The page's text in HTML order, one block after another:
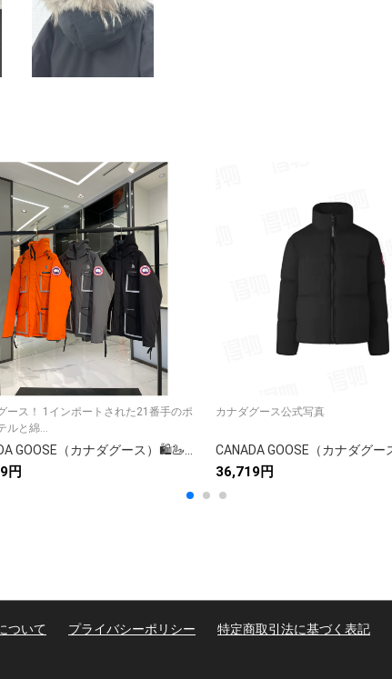
ース！ 1インポートされた21番手のポ
ルと綿...
CANADA GOOSE（カナダグース）🛍️🦢【】カナダグース ダウンジャケット レディース ロングコート 防寒 アウトドア 高級ブランド✨
円
カナダグース公式写真
36,719円
ついて プライバシーポリシー 特定商取引法に基づく表記